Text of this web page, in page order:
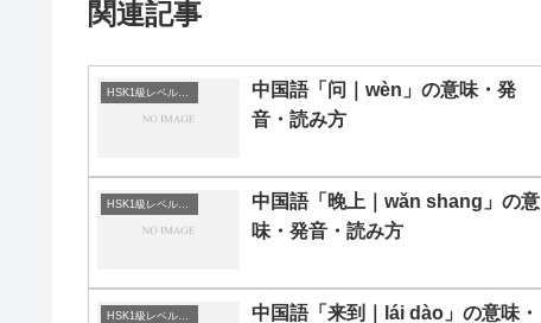
関連記事
中国語「问｜wèn」の意味・発
音・読み方
中国語「晚上｜wǎn shang」の意
味・発音・読み方
中国語「来到｜lái dào」の意味・